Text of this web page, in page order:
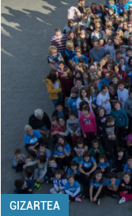
GIZARTEA